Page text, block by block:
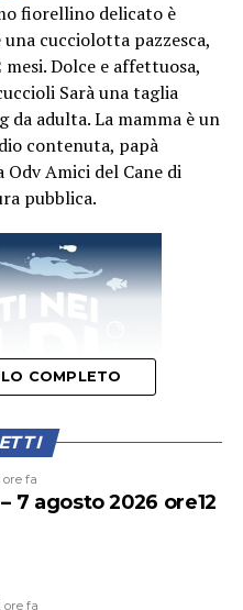
fiorellino delicato è
cucciolotta pazzesca,
Dolce e affettuosa,
Sarà una taglia
da adulta. La mamma è un
contenuta, papà
Odv Amici del Cane di
pubblica.
in casa e si darà la
Sarà chippata,
con obbligo di
COMPLETO
ore fa
7 agosto 2026 ore12
ore fa